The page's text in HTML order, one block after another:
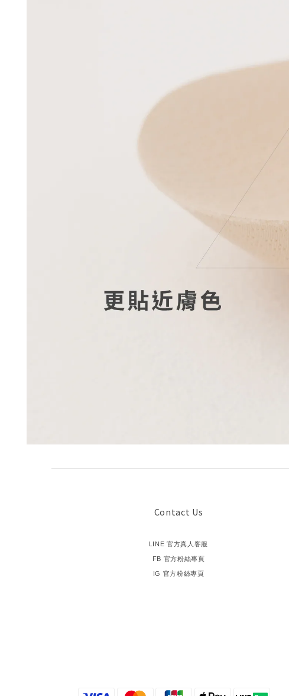
Contact Us
LINE 官方真人客服
FB 官方粉絲專頁
IG 官方粉絲專頁